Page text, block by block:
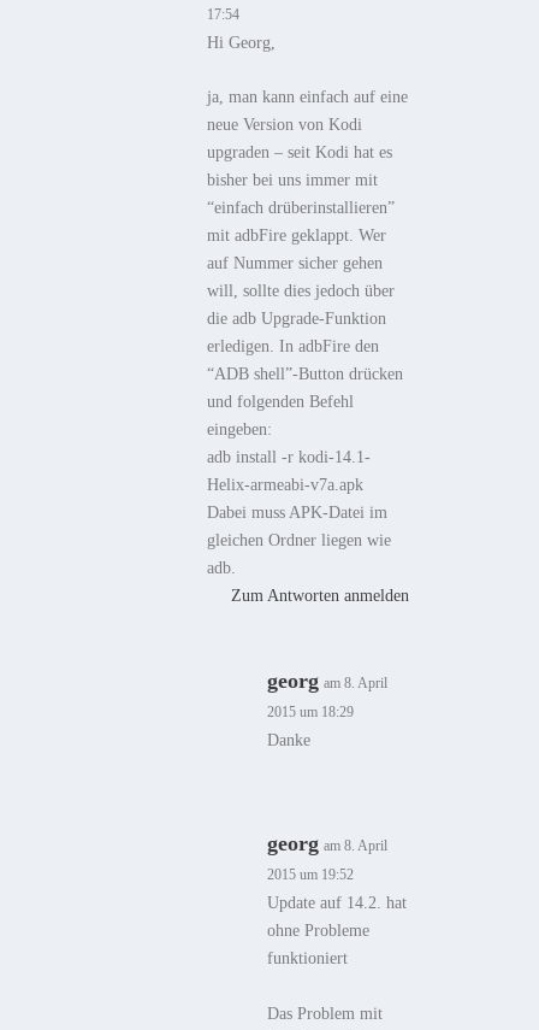
17:54
Hi Georg,
ja, man kann einfach auf eine
neue Version von Kodi
upgraden – seit Kodi hat es
bisher bei uns immer mit
“einfach drüberinstallieren”
mit adbFire geklappt. Wer
auf Nummer sicher gehen
will, sollte dies jedoch über
die adb Upgrade-Funktion
erledigen. In adbFire den
“ADB shell”-Button drücken
und folgenden Befehl
eingeben:
adb install -r kodi-14.1-
Helix-armeabi-v7a.apk
Dabei muss APK-Datei im
gleichen Ordner liegen wie
adb.
Zum Antworten anmelden
georg am 8. April
2015 um 18:29
Danke
georg am 8. April
2015 um 19:52
Update auf 14.2. hat
ohne Probleme
funktioniert
Das Problem mit